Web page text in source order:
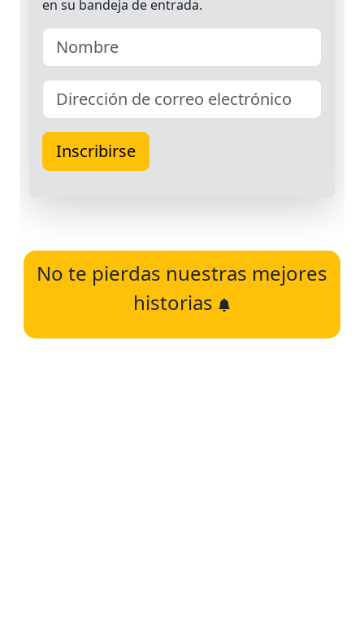
No te pierdas nuestras mejores
historias